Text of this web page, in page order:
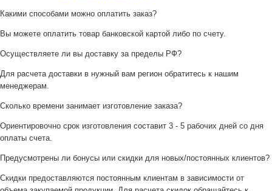
Какими способами можно оплатить заказ?
Вы можете оплатить товар банковской картой либо по счету.
Осуществляете ли вы доставку за пределы РФ?
Для расчета доставки в нужный вам регион обратитесь к нашим
менеджерам.
Сколько времени занимает изготовление заказа?
Ориентировочно срок изготовления составит 3 - 5 рабочих дней со дня
оплаты счета.
Предусмотрены ли бонусы или скидки для новых/постоянных клиентов?
Скидки предоставляются постоянным клиентам в зависимости от